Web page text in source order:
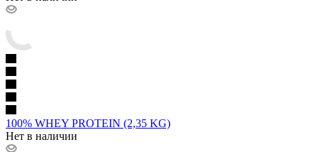
100% WHEY PROTEIN (2,35 KG)
Нет в наличии